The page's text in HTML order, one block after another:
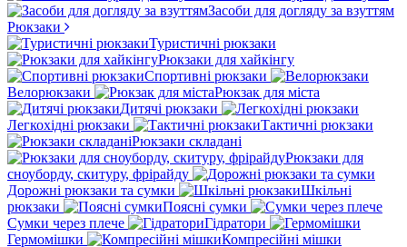
Засоби для догляду за взуттям
Рюкзаки
Туристичні рюкзаки
Рюкзаки для хайкінгу
Спортивні рюкзаки
Велорюкзаки
Рюкзак для міста
Дитячі рюкзаки
Легкохідні рюкзаки
Тактичні рюкзаки
Рюкзаки складані
Рюкзаки для
сноуборду, скитуру, фрірайду
Дорожні рюкзаки та сумки
Шкільні
рюкзаки
Поясні сумки
Сумки через плече
Гідратори
Гермомішки
Компресійні мішки